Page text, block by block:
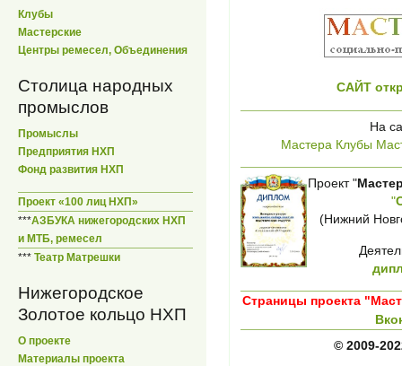
Клубы
Мастерские
Центры ремесел, Объединения
Столица народных
промыслов
Промыслы
Предприятия НХП
Фонд развития НХП
Проект «100 лиц НХП»
***АЗБУКА нижегородских НХП
и МТБ, ремесел
*** Театр Матрешки
Нижегородское
Золотое кольцо НХП
О проекте
Материалы проекта
САЙТ
На
Мастера Клубы
Проект "
"
(Нижний
Страницы проекта
© 2009-